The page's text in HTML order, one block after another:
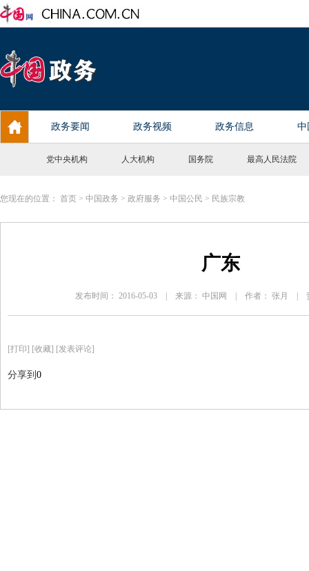
党中央机构 人大机构 国务院 最高人民法院
您现在的位置： 首页 > 中国政务 > 政府服务 > 中国公民 > 民族宗教
广东
发布时间： 2016-05-03 | 来源： 中国网 | 作者： 张月 |
[打印] [收藏] [发表评论]
分享到 0